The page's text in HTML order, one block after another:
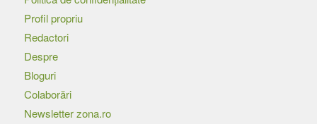
Profil propriu
Redactori
Despre
Bloguri
Colaborări
Newsletter zona.ro